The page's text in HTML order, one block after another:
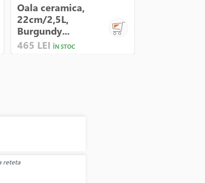
Oala ceramica,
22cm/2,5L,
Burgundy...
465 LEI ÎN STOC